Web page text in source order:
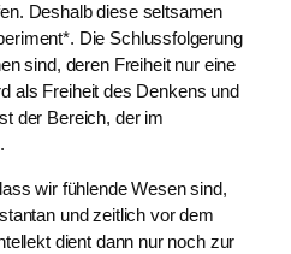
Deshalb diese seltsamen
Die Schlussfolgerung
sind, deren Freiheit nur eine
als Freiheit des Denkens und
der Bereich, der im
wir fühlende Wesen sind,
und zeitlich vor dem
dient dann nur noch zur